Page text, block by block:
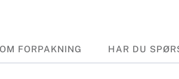
FORPAKNING HAR DU